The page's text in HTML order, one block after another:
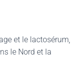
et le lactosérum,
le Nord et la